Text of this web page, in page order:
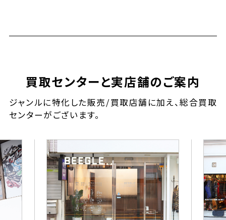
買取センターと実店舗のご案内
ジャンルに特化した販売/買取店舗に加え、総合買取
センターがございます。